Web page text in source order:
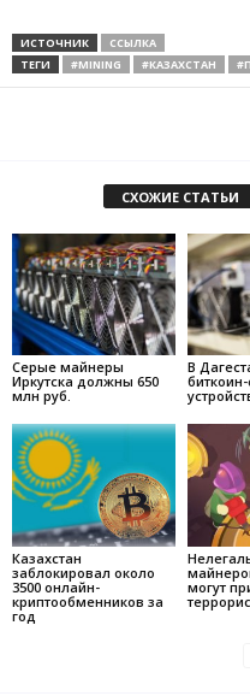
ИСТОЧНИК
ССЫЛКА
ТЕГИ
#MINING #КАЗАХСТАН
СХОЖИЕ СТАТЬИ
Серые майнеры
Иркутска должны 650
млн руб.
В
Казахстан
заблокировал около
3500 онлайн-
криптообменников за
год
могут